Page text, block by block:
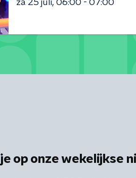
za 25 juli 06:00 - 07:00
op onze wekelijkse